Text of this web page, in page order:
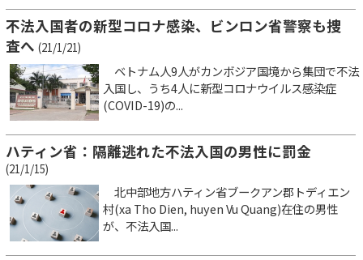
不法入国者の新型コロナ感染、ビンロン省警察も捜
査へ (21/1/21)
ベトナム人9人がカンボジア国境から集団で不法
入国し、うち4人に新型コロナウイルス感染症
(COVID-19)の...
ハティン省：隔離逃れた不法入国の男性に罰金
(21/1/15)
北中部地方ハティン省ブークアン郡トディエン
村(xa Tho Dien, huyen Vu Quang)在住の男性
が、不法入国...